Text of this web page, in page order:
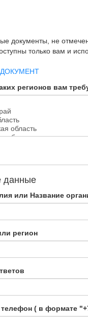
документы, не
только вам и
регионов вам
данные
или Название
регион
( в формате